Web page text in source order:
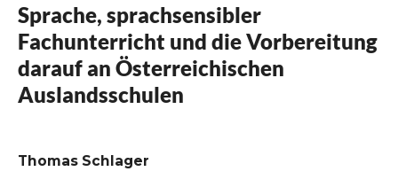
Sprache, sprachsensibler
Fachunterricht und die Vorbereitung
darauf an Österreichischen
Auslandsschulen
Thomas Schlager